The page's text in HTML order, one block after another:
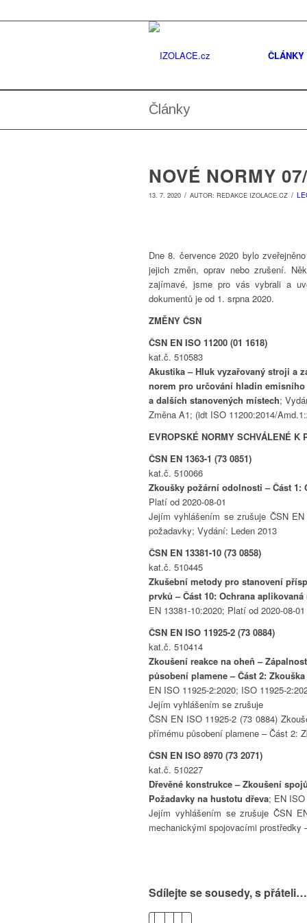
ČLÁNKY
Články
NOVÉ NORMY
13. 7. 2020 / AUTOR: REDAKCE IZOLACE.CZ /
Dne 8. července 2020 bylo
jejich změn, oprav nebo zrušení.
zajímavé, jsme pro vás vybrali a
dokumentů je od 1. srpna 2020.
ZMĚNY ČSN
ČSN EN ISO 11200 (01 1618)
kat.č. 510583
Akustika – Hluk vyzařovaný stroji a
norem pro určování hladin
a dalších stanovených místech;
Změna A1; (idt ISO 11200:2014/
EVROPSKÉ NORMY SCHVÁLENÉ K
ČSN EN 1363-1 (73 0851)
kat.č. 510066
Zkoušky požární odolnosti – Část 1:
Platí od 2020-08-01
Jejím vyhlášením se zrušuje ČSN
požadavky; Vydání: Leden 2013
ČSN EN 13381-10 (73 0858)
kat.č. 510445
Zkušební metody pro stanovení
prvků – Část 10: Ochrana
EN 13381-10:2020; Platí od 2020-08-01
ČSN EN ISO 11925-2 (73 0884)
kat.č. 510414
Zkoušení reakce na oheň –
působení plamene – Část 2:
EN ISO 11925-2:2020; ISO 11925-
Jejím vyhlášením se zrušuje
ČSN EN ISO 11925-2 (73 0884)
přímému působení plamene – Část 2:
ČSN EN ISO 8970 (73 2071)
kat.č. 510227
Dřevěné konstrukce – Zkoušení
Požadavky na hustotu dřeva; EN
Jejím vyhlášením se zrušuje ČSN
mechanickými spojovacími
Sdílejte se sousedy, s přáteli…